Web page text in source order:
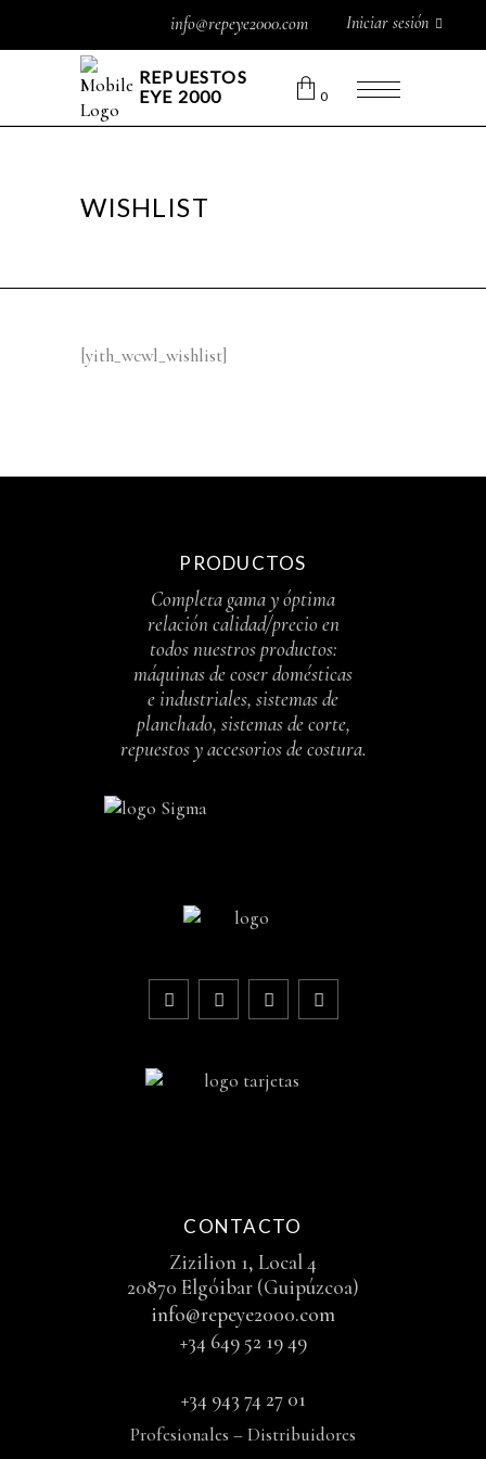
info@repeye2000.com Iniciar sesión
REPUESTOS
EYE 2000
0
WISHLIST
[yith_wcwl_wishlist]
PRODUCTOS
Completa gama y óptima
relación calidad/precio en
todos nuestros productos:
máquinas de coser domésticas
e industriales, sistemas de
planchado, sistemas de corte,
repuestos y accesorios de costura.
CONTACTO
Zizilion 1, Local 4
20870 Elgóibar (Guipúzcoa)
info@repeye2000.com
+34 649 52 19 49
+34 943 74 27 01
Profesionales – Distribuidores